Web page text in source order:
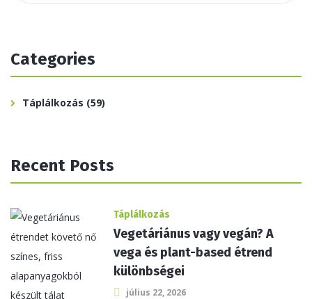
Categories
Táplálkozás (59)
Recent Posts
Táplálkozás
Vegetáriánus vagy vegán? A
vega és plant-based étrend
különbségei
július 22, 2026